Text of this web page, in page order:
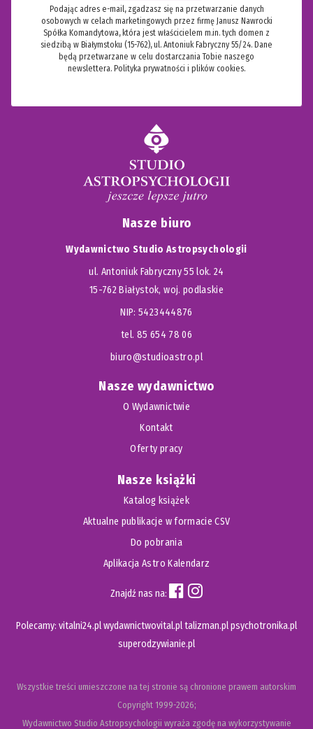
Podając adres e-mail, zgadzasz się na przetwarzanie danych
osobowych w celach marketingowych przez firmę Janusz Nawrocki
Spółka Komandytowa, która jest właścicielem m.in. tych domen z
siedzibą w Białymstoku (15-762), ul. Antoniuk Fabryczny 55/24. Dane
będą przetwarzane w celu dostarczania Tobie naszego
newslettera. Polityka prywatności i plików cookies.
Nasze biuro
Wydawnictwo Studio Astropsychologii
ul. Antoniuk Fabryczny 55 lok. 24
15-762 Białystok, woj. podlaskie
NIP: 5423444876
tel. 85 654 78 06
biuro@studioastro.pl
Nasze wydawnictwo
O Wydawnictwie
Kontakt
Oferty pracy
Nasze książki
Katalog książek
Aktualne publikacje w formacie CSV
Do pobrania
Aplikacja Astro Kalendarz
Znajdź nas na:
Polecamy: vitalni24.plwydawnictwovital.pltalizman.plpsychotronika.pl
superodzywianie.pl
Wszystkie treści umieszczone na tej stronie są chronione prawem autorskim
Copyright1999-2026;
Wydawnictwo Studio Astropsychologii wyraża zgodę na wykorzystywanie